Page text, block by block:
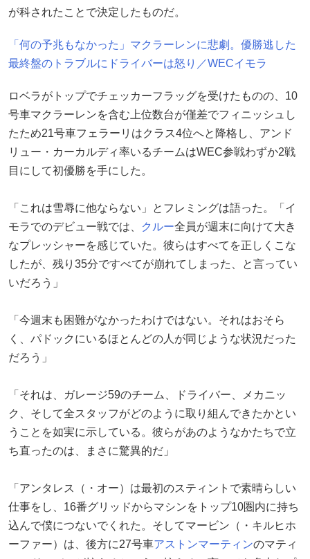
が科されたことで決定したものだ。
「何の予兆もなかった」マクラーレンに悲劇。優勝逃した
最終盤のトラブルにドライバーは怒り／WECイモラ
ロベラがトップでチェッカーフラッグを受けたものの、10
号車マクラーレンを含む上位数台が僅差でフィニッシュし
たため21号車フェラーリはクラス4位へと降格し、アンド
リュー・カーカルディ率いるチームはWEC参戦わずか2戦
目にして初優勝を手にした。
「これは雪辱に他ならない」とフレミングは語った。「イ
モラでのデビュー戦では、
クルー全員が週末に向けて大き
なプレッシャーを感じていた。彼らはすべてを正しくこな
したが、残り35分ですべてが崩れてしまった、と言ってい
いだろう」
「今週末も困難がなかったわけではない。それはおそら
く、パドックにいるほとんどの人が同じような状況だった
だろう」
「それは、ガレージ59のチーム、ドライバー、メカニッ
ク、そして全スタッフがどのように取り組んできたかとい
うことを如実に示している。彼らがあのようなかたちで立
ち直ったのは、まさに驚異的だ」
「アンタレス（・オー）は最初のスティントで素晴らしい
仕事をし、16番グリッドからマシンをトップ10圏内に持ち
込んで僕につないでくれた。そしてマービン（・キルヒホ
ーファー）は、後方に27号車アストンマーティンのマティ